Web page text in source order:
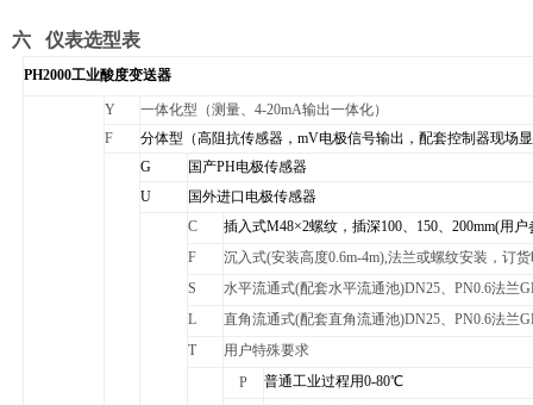
六 仪表选型表
PH2000工业酸度变送器
Y
一体化型（测量、4-20mA输出一体化）
F
分体型（高阻抗传感器，mV电极信号输出，配套控制器现场
G
国产PH电极传感器
U
国外进口电极传感器
C
插入式M48×2螺纹，插深100、150、200mm(用户
F
沉入式(安装高度0.6m-4m),法兰或螺纹安装，订
S
水平流通式(配套水平流通池)DN25、PN0.6法兰
L
直角流通式(配套直角流通池)DN25、PN0.6法兰
T
用户特殊要求
P
普通工业过程用0-80℃